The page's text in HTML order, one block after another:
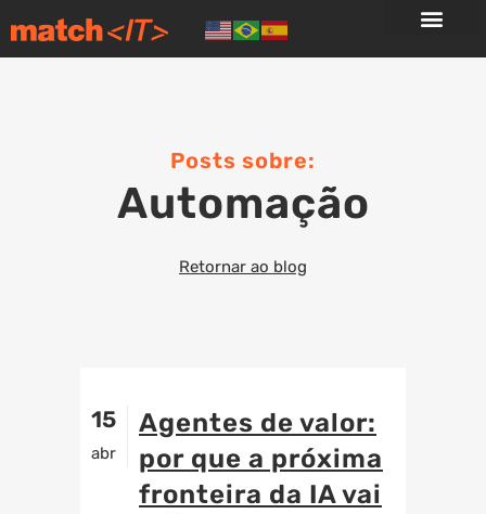
Posts sobre:
Automação
Retornar ao blog
15
abr
Agentes de valor:
por que a próxima
fronteira da IA vai